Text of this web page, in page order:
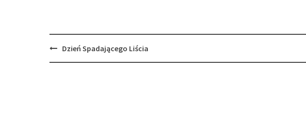
PostDzień Spadającego Liścia